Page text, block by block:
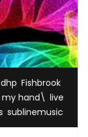
dhp Fishbrook
my hand\ live
sublinemusic